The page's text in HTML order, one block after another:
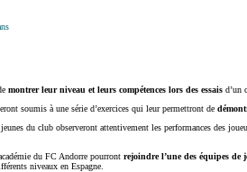
montrer leur niveau et leurs compétences lors des essais d’un
soumis à une série d’exercices qui leur permettront de
du club observeront attentivement les performances des
du FC Andorre pourrontrejoindre l’une des équipes de
niveaux en Espagne.